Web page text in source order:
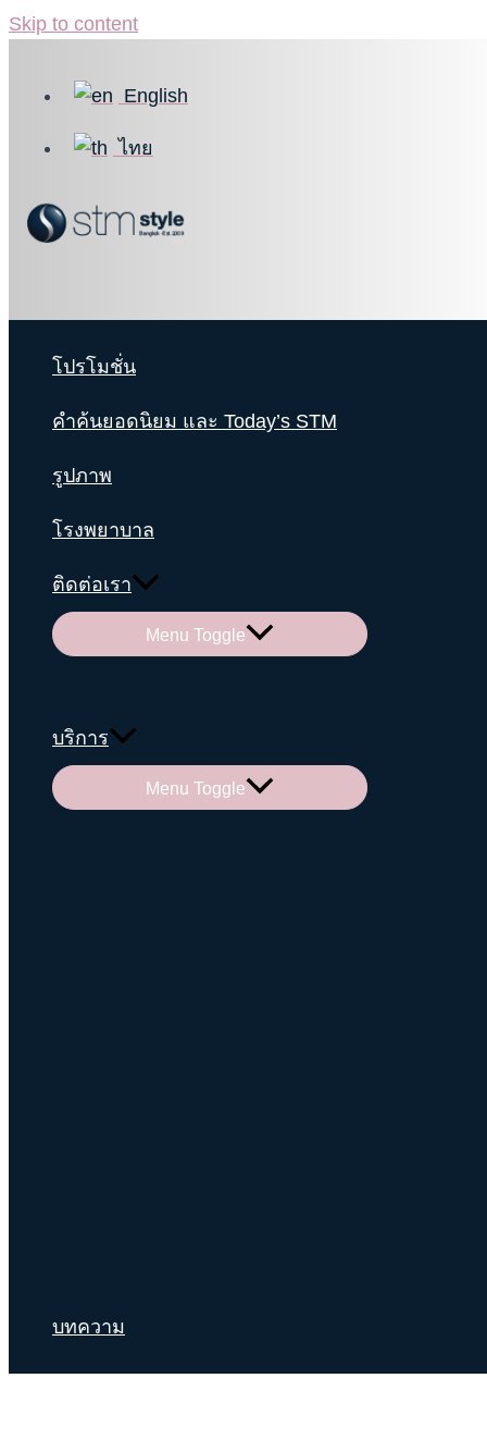
Skip to content
English
ไทย
โปรโมชั่น
คำค้นยอดนิยม และ Today’s STM
รูปภาพ
โรงพยาบาล
ติดต่อเรา
Menu Toggle
บริการ
Menu Toggle
บทความ